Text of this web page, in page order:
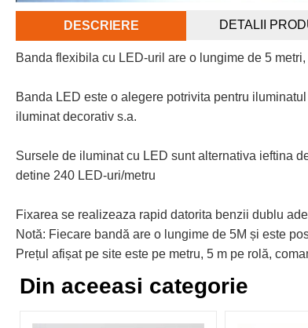
DESCRIERE DETALII
Banda flexibila cu LED-uril are o lungime de 5
Banda LED este o alegere potrivita pentru
iluminat decorativ s.a.
Sursele de iluminat cu LED sunt alternativa ieftina
detine 240 LED-uri/metru
Fixarea se realizeaza rapid datorita benzii dublu
Notă: Fiecare bandă are o lungime de 5M și este
Prețul afișat pe site este pe metru, 5 m pe rolă,
Din aceeasi categorie